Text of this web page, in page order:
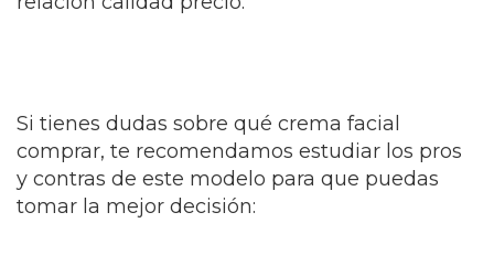
Si tienes dudas sobre qué crema facial
comprar, te recomendamos estudiar los pros
y contras de este modelo para que puedas
tomar la mejor decisión: